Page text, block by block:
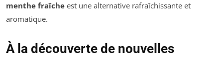
menthe fraîche est une alternative rafraîchissante et
aromatique.
À la découverte de nouvelles